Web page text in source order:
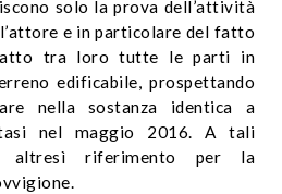
solo la prova dell’attività
e in particolare del fatto
tra loro tutte le parti in
edificabile, prospettando
nella sostanza identica a
nel maggio 2016. A tali
altresì riferimento per la